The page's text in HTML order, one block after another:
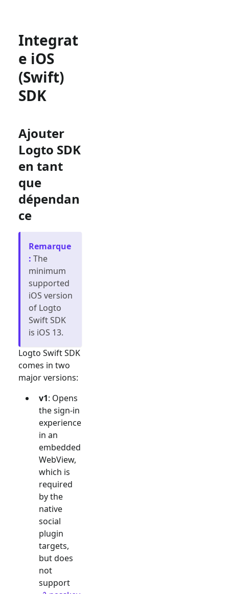
Integrat
e iOS
(Swift)
SDK
Ajouter
Logto SDK
en tant
que
dépendan
ce
Remarque
: The
minimum
supported
iOS version
of Logto
Swift SDK
is iOS 13.
Logto Swift SDK
comes in two
major versions:
v1: Opens
the sign-in
experience
in an
embedded
WebView,
which is
required
by the
native
social
plugin
targets,
but does
not
support